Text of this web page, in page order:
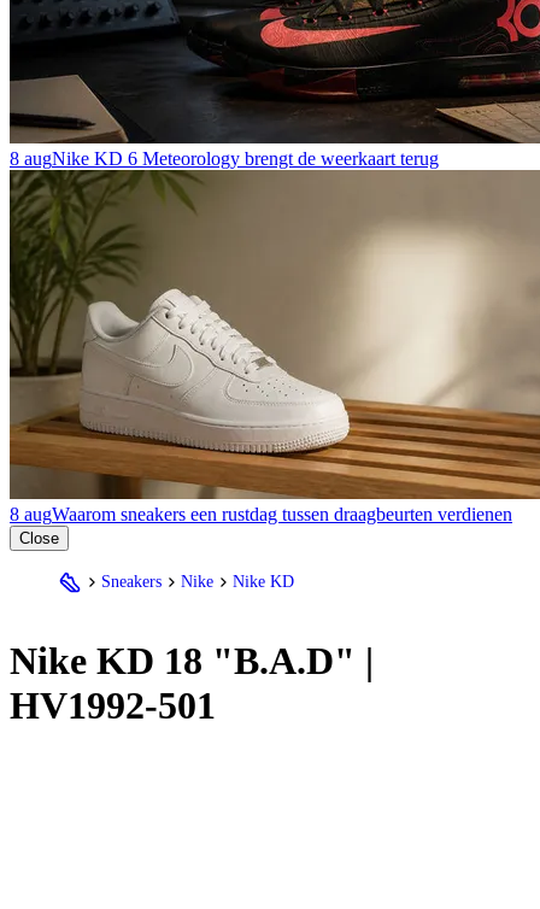
8 augNike KD 6 Meteorology brengt de weerkaart terug
8 augWaarom sneakers een rustdag tussen draagbeurten verdienen
Close
Sneakers Nike Nike KD
Nike KD 18 "B.A.D" |
HV1992-501